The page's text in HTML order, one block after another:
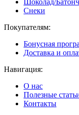
Снеки
Покупателям:
Бонусная
Доставка и
Навигация:
О нас
Полезные
Контакты